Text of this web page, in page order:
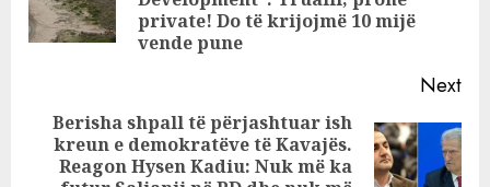
private! Do të krijojmë 10 mijë
vende pune
Next
Next
Berisha shpall të përjashtuar ish
kreun e demokratëve të Kavajës.
Reagon Hysen Kadiu: Nuk më ka